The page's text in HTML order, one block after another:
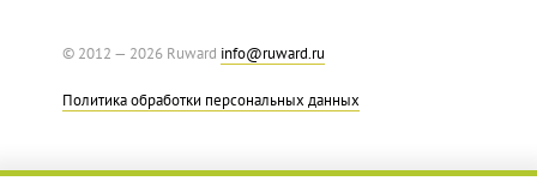
© 2012 — 2026 Ruward info@ruward.ru
Политика обработки персональных данных